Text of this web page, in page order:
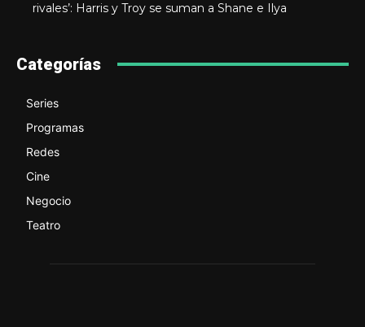
rivales’: Harris y Troy se suman a Shane e Ilya
Categorías
Series
Programas
Redes
Cine
Negocio
Teatro